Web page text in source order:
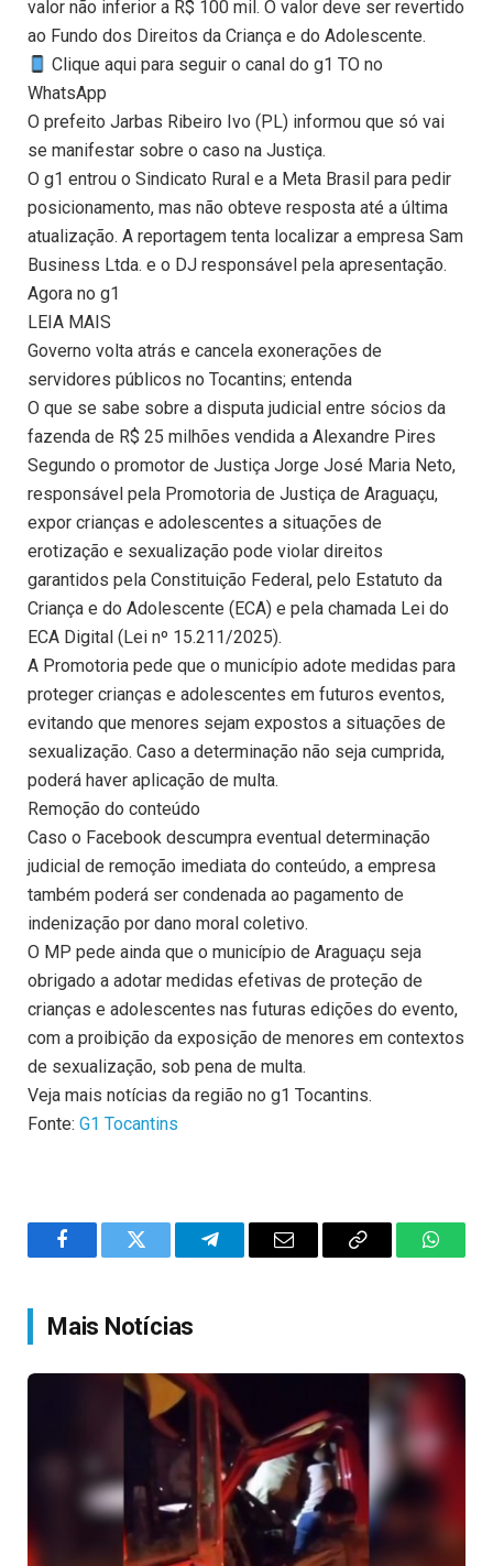
valor não inferior a R$ 100 mil. O valor deve ser revertido
ao Fundo dos Direitos da Criança e do Adolescente.
Clique aqui para seguir o canal do g1 TO no
WhatsApp
O prefeito Jarbas Ribeiro Ivo (PL) informou que só vai
se manifestar sobre o caso na Justiça.
O g1 entrou o Sindicato Rural e a Meta Brasil para pedir
posicionamento, mas não obteve resposta até a última
atualização. A reportagem tenta localizar a empresa Sam
Business Ltda. e o DJ responsável pela apresentação.
Agora no g1
LEIA MAIS
Governo volta atrás e cancela exonerações de
servidores públicos no Tocantins; entenda
O que se sabe sobre a disputa judicial entre sócios da
fazenda de R$ 25 milhões vendida a Alexandre Pires
Segundo o promotor de Justiça Jorge José Maria Neto,
responsável pela Promotoria de Justiça de Araguaçu,
expor crianças e adolescentes a situações de
erotização e sexualização pode violar direitos
garantidos pela Constituição Federal, pelo Estatuto da
Criança e do Adolescente (ECA) e pela chamada Lei do
ECA Digital (Lei nº 15.211/2025).
A Promotoria pede que o município adote medidas para
proteger crianças e adolescentes em futuros eventos,
evitando que menores sejam expostos a situações de
sexualização. Caso a determinação não seja cumprida,
poderá haver aplicação de multa.
Remoção do conteúdo
Caso o Facebook descumpra eventual determinação
judicial de remoção imediata do conteúdo, a empresa
também poderá ser condenada ao pagamento de
indenização por dano moral coletivo.
O MP pede ainda que o município de Araguaçu seja
obrigado a adotar medidas efetivas de proteção de
crianças e adolescentes nas futuras edições do evento,
com a proibição da exposição de menores em contextos
de sexualização, sob pena de multa.
Veja mais notícias da região no g1 Tocantins.
Fonte: G1 Tocantins
FacebookTwitter TelegramEmail
Copy
Mais Notícias